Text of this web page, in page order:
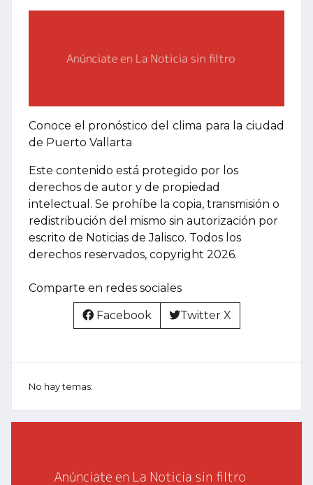
Conoce el pronóstico del clima para la ciudad
de Puerto Vallarta
Este contenido está protegido por los
derechos de autor y de propiedad
intelectual. Se prohíbe la copia, transmisión o
redistribución del mismo sin autorización por
escrito de Noticias de Jalisco. Todos los
derechos reservados, copyright 2026.
Comparte en redes sociales
Facebook Twitter X
No hay temas: